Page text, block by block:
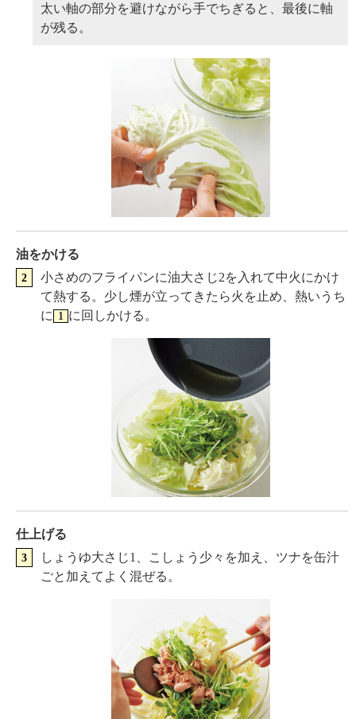
太い軸の部分を避けながら手でちぎると、最後に軸
が残る。
油をかける
小さめのフライパンに油大さじ2を入れて中火にかけ
て熱する。少し煙が立ってきたら火を止め、熱いうち
に 1 に回しかける。
仕上げる
しょうゆ大さじ1、こしょう少々を加え、ツナを缶汁
ごと加えてよく混ぜる。